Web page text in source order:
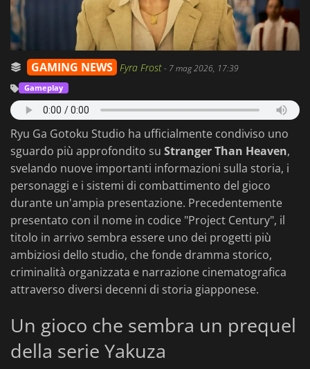
GAMING NEWS Fyra Frost- 7 mag 2026, 17:39
Gameplay
Ryu Ga Gotoku Studio ha ufficialmente condiviso uno
sguardo più approfondito su Stranger Than Heaven,
svelando nuove importanti informazioni sulla storia, i
personaggi e i sistemi di combattimento del gioco
durante un'ampia presentazione. Precedentemente
presentato con il nome in codice "Project Century", il
titolo in arrivo sembra essere uno dei progetti più
ambiziosi dello studio, che fonde dramma storico,
criminalità organizzata e narrazione cinematografica
attraverso diversi decenni di storia giapponese.
Un gioco che sembra un prequel
della serie Yakuza